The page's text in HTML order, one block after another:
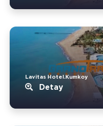
Lavitas Hotel.Kumkoy
Detay